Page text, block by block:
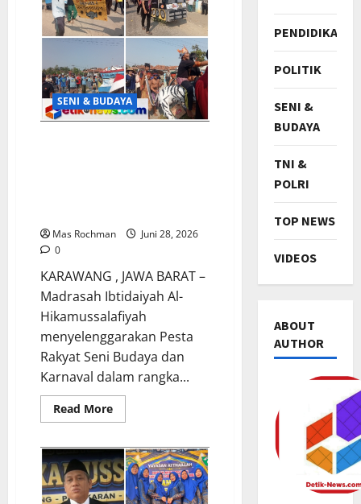
Guru
Berdedikasi
Di
MI
Hikamussalafiyah
Karawang
SENI & BUDAYA
Mas Rochman
Juni 28, 2026
0
KARAWANG , JAWA BARAT –
Madrasah Ibtidaiyah Al-
Hikamussalafiyah
menyelenggarakan Pesta
Rakyat Seni Budaya dan
Karnaval dalam rangka...
Read MoreRead
more
Rakyat
Seni
Budaya
Dan
Karnaval
PENDIDIKAN
POLITIK
SENI &
BUDAYA
TNI &
POLRI
TOP NEWS
VIDEOS
ABOUT
AUTHOR
TNI &
R
i
b
u
a